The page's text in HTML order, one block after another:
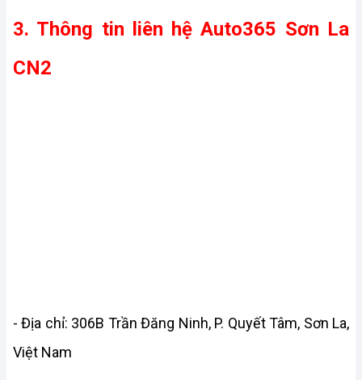
3. Thông tin liên hệ Auto365 Sơn La
CN2
- Địa chỉ: 306B Trần Đăng Ninh, P. Quyết Tâm, Sơn La,
Việt Nam